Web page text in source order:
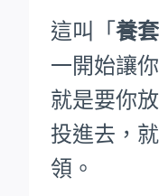
這叫「 養
一開始讓
就是要你
投進去，
領。